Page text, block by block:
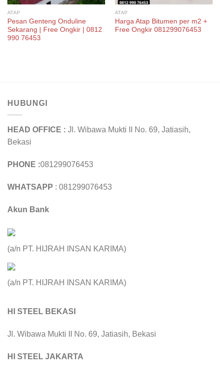
ATAP
Pesan Genteng Onduline
Sekarang | Free Ongkir | 0812
990 76453
ATAP
Harga Atap Bitumen per m2 +
Free Ongkir 081299076453
HUBUNGI
HEAD OFFICE : Jl. Wibawa Mukti II No. 69, Jatiasih,
Bekasi
PHONE :081299076453
WHATSAPP : 081299076453
Akun Bank
(a/n PT. HIJRAH INSAN KARIMA)
(a/n PT. HIJRAH INSAN KARIMA)
HI STEEL BEKASI
Jl. Wibawa Mukti II No. 69, Jatiasih, Bekasi
HI STEEL JAKARTA